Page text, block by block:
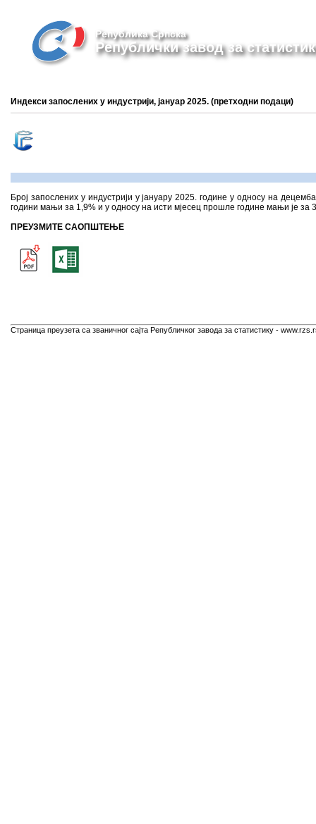
Република Српска
Републички завод за
Индекси запослених у индустрији, јануар 2025. (претходни подаци)
Број запослених у индустрији у јануару 2025. године у односу на
години мањи за 1,9% и у односу на исти мјесец прошле године мањи је за
ПРЕУЗМИТЕ САОПШТЕЊЕ
Страница преузета са званичног сајта Републичког завода за статистику -